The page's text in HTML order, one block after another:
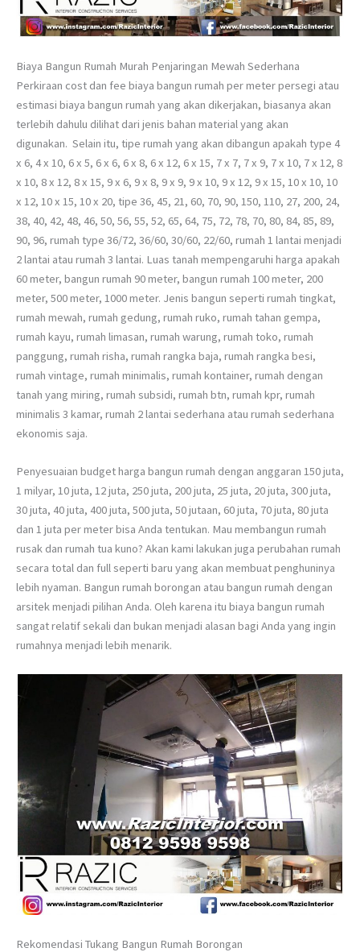
Biaya Bangun Rumah Murah Penjaringan Mewah Sederhana
Perkiraan cost dan fee biaya bangun rumah per meter persegi atau
estimasi biaya bangun rumah yang akan dikerjakan, biasanya akan
terlebih dahulu dilihat dari jenis bahan material yang akan
digunakan. Selain itu, tipe rumah yang akan dibangun apakah type 4
x 6, 4 x 10, 6 x 5, 6 x 6, 6 x 8, 6 x 12, 6 x 15, 7 x 7, 7 x 9, 7 x 10, 7 x 12, 8
x 10, 8 x 12, 8 x 15, 9 x 6, 9 x 8, 9 x 9, 9 x 10, 9 x 12, 9 x 15, 10 x 10, 10
x 12, 10 x 15, 10 x 20, tipe 36, 45, 21, 60, 70, 90, 150, 110, 27, 200, 24,
38, 40, 42, 48, 46, 50, 56, 55, 52, 65, 64, 75, 72, 78, 70, 80, 84, 85, 89,
90, 96, rumah type 36/72, 36/60, 30/60, 22/60, rumah 1 lantai menjadi
2 lantai atau rumah 3 lantai. Luas tanah mempengaruhi harga apakah
60 meter, bangun rumah 90 meter, bangun rumah 100 meter, 200
meter, 500 meter, 1000 meter. Jenis bangun seperti rumah tingkat,
rumah mewah, rumah gedung, rumah ruko, rumah tahan gempa,
rumah kayu, rumah limasan, rumah warung, rumah toko, rumah
panggung, rumah risha, rumah rangka baja, rumah rangka besi,
rumah vintage, rumah minimalis, rumah kontainer, rumah dengan
tanah yang miring, rumah subsidi, rumah btn, rumah kpr, rumah
minimalis 3 kamar, rumah 2 lantai sederhana atau rumah sederhana
ekonomis saja.
Penyesuaian budget harga bangun rumah dengan anggaran 150 juta,
1 milyar, 10 juta, 12 juta, 250 juta, 200 juta, 25 juta, 20 juta, 300 juta,
30 juta, 40 juta, 400 juta, 500 juta, 50 jutaan, 60 juta, 70 juta, 80 juta
dan 1 juta per meter bisa Anda tentukan. Mau membangun rumah
rusak dan rumah tua kuno? Akan kami lakukan juga perubahan rumah
secara total dan full seperti baru yang akan membuat penghuninya
lebih nyaman. Bangun rumah borongan atau bangun rumah dengan
arsitek menjadi pilihan Anda. Oleh karena itu biaya bangun rumah
sangat relatif sekali dan bukan menjadi alasan bagi Anda yang ingin
rumahnya menjadi lebih menarik.
Rekomendasi Tukang Bangun Rumah Borongan